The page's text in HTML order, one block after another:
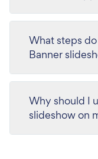
What steps
Banner
Why should I
slideshow on